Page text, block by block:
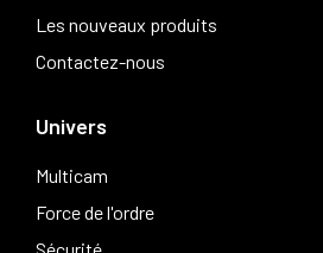
Les nouveaux produits
Contactez-nous
Univers
Multicam
Force de l'ordre